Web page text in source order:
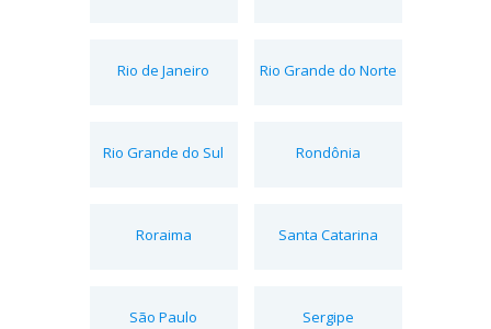
Rio de Janeiro Rio Grande do Norte
Rio Grande do Sul Rondônia
Roraima Santa Catarina
São Paulo Sergipe